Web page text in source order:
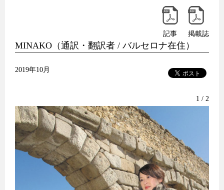
記事 掲載誌
MINAKO（通訳・翻訳者 / バルセロナ在住）
2019年10月
1 / 2